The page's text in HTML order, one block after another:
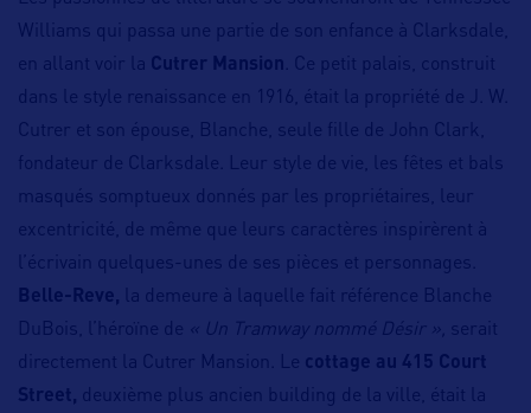
Williams qui passa une partie de son enfance à Clarksdale,
en allant voir la Cutrer Mansion . Ce petit palais, construit
dans le style renaissance en 1916, était la propriété de J. W.
Cutrer et son épouse, Blanche, seule fille de John Clark,
fondateur de Clarksdale. Leur style de vie, les fêtes et bals
masqués somptueux donnés par les propriétaires, leur
excentricité, de même que leurs caractères inspirèrent à
l’écrivain quelques-unes de ses pièces et personnages.
Belle-Reve, la demeure à laquelle fait référence Blanche
DuBois, l’héroïne de
« Un Tramway nommé Désir »,
serait
directement la Cutrer Mansion. Le cottage au 415 Court
Street, deuxième plus ancien building de la ville, était la